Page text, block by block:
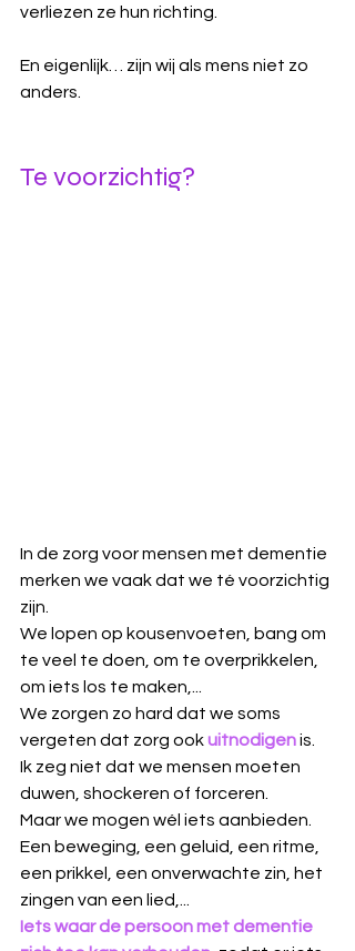
verliezen ze hun richting.
En eigenlijk… zijn wij als mens niet zo
anders.
Te voorzichtig?
In de zorg voor mensen met dementie
merken we vaak dat we té voorzichtig
zijn.
We lopen op kousenvoeten, bang om
te veel te doen, om te overprikkelen,
om iets los te maken,...
We zorgen zo hard dat we soms
vergeten dat zorg ookuitnodigen is.
Ik zeg niet dat we mensen moeten
duwen, shockeren of forceren.
Maar we mogen wél iets aanbieden.
Een beweging, een geluid, een ritme,
een prikkel, een onverwachte zin, het
zingen van een lied,...
Iets waar de persoon met dementie